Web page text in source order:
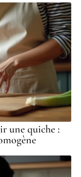
une quiche :